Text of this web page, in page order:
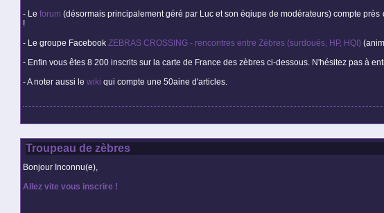
- Leforum (désormais principalement géré par Luc et son éqiupe de modérateurs) compte
!
- Le groupe FacebookZEBRAS CROSSING - rencontres entre Zèbres (surdoués, HP, HQI)
- Enfin vous êtes 8 200 inscrits sur la carte de France des zèbres ci-dessous. N'hésitez pas à
- A noter aussi lewiki qui compte une 50aine d'articles.
Troupeau de zèbres
Bonjour Inconnu(e),
Allez vite vous inscrire !